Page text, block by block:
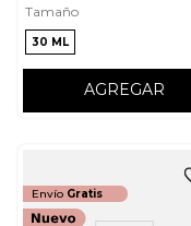
Tamaño
30 ML
AGREGAR
Envío Gratis